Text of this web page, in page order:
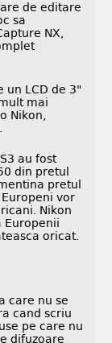
de editare
sa
NX,
un LCD de 3"
mai
Nikon,
au fost
din pretul
pretul
vor
Nikon
Europenii
oricat.
care nu se
cand scriu
pe care nu
difuzoare